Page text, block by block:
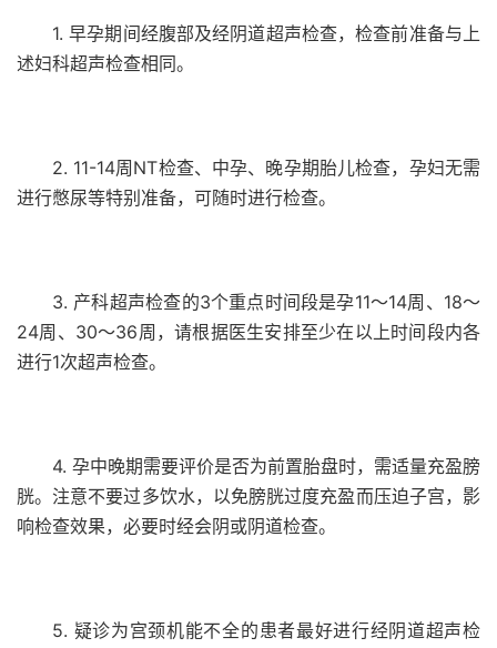
1. 早孕期间经腹部及经阴道超声检查，检查前准备与上
述妇科超声检查相同。
2. 11-14周NT检查、中孕、晚孕期胎儿检查，孕妇无需
进行憋尿等特别准备，可随时进行检查。
3. 产科超声检查的3个重点时间段是孕11～14周、18～
24周、30～36周，请根据医生安排至少在以上时间段内各
进行1次超声检查。
4. 孕中晚期需要评价是否为前置胎盘时，需适量充盈膀
胱。注意不要过多饮水，以免膀胱过度充盈而压迫子宫，影
响检查效果，必要时经会阴或阴道检查。
5. 疑诊为宫颈机能不全的患者最好进行经阴道超声检